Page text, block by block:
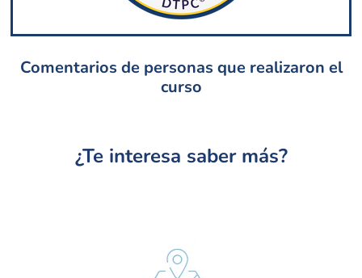
Comentarios de personas que realizaron el
curso
¿Te interesa saber más?